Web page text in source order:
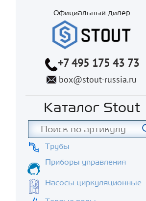
Официальный дилер
+7 495 175 43 73
box@stout-russia.ru
Каталог Stout
Трубы
Приборы управления
Насосы циркуляционные